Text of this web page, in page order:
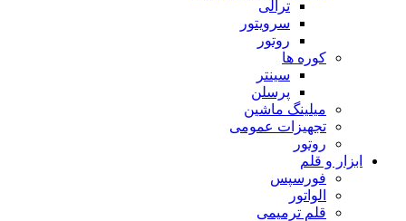
ترالی
سرویتور
روتور
کوره ها
سینتر
پرسلن
میلینگ ماشین
تجهیزات عمومی
روتور
ابزار و قلم
فورسپس
الواتور
قلم ترمیمی